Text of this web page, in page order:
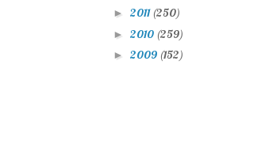
► 2011 (250)
► 2010 (259)
► 2009 (152)